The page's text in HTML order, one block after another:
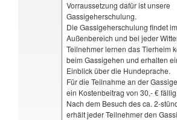
Vorraussetzung dafür ist unsere
Gassigeherschulung.
Die Gassigeherschulung findet
Außenbereich und bei jeder
Teilnehmer lernen das Tierheim
beim Gassigehen und erhalten
Einblick über die Hundeprache.
Für die Teilnahme an der
ein Kostenbeitrag von 30,- € fällig.
Nach dem Besuch des ca. 2-
erhält jeder Teilnehmer den